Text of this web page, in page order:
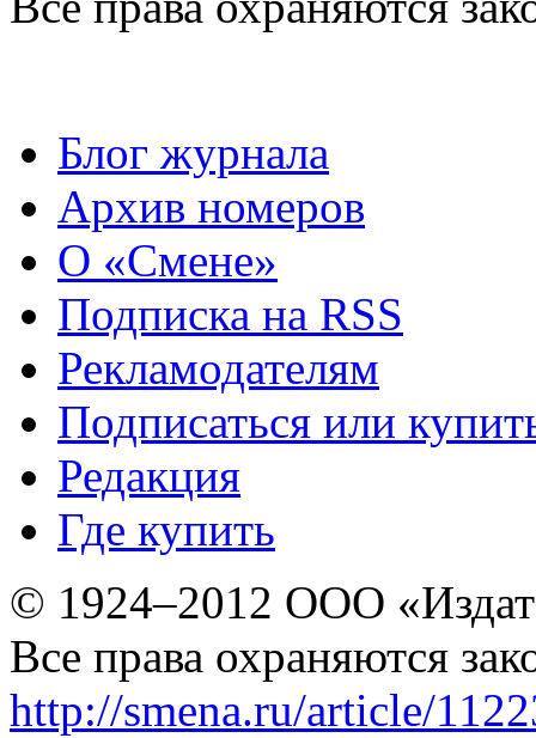
Блог журнала
Архив номеров
О «Смене»
Подписка на RSS
Рекламодателям
Подписаться или
Редакция
Где купить
© 1924–2012 ООО
Все права охраняются
http://smena.ru/article/